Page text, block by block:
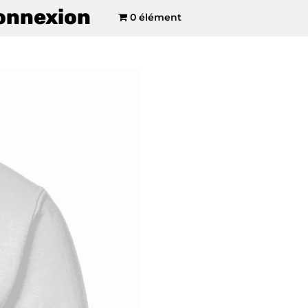
0 élément